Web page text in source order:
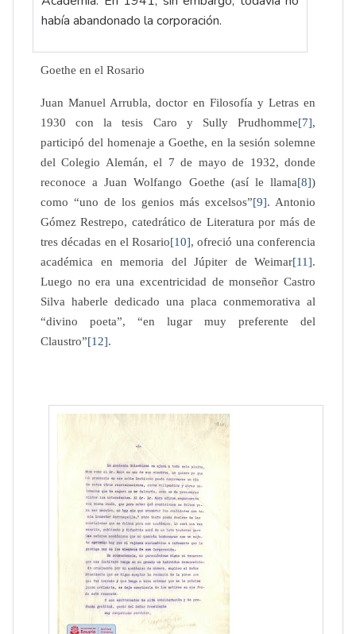
había abandonado la corporación.
Goethe en el Rosario
Juan Manuel Arrubla, doctor en Filosofía y Letras en
1930 con la tesis Caro y Sully Prudhomme[7],
participó del homenaje a Goethe, en la sesión solemne
del Colegio Alemán, el 7 de mayo de 1932, donde
reconoce a Juan Wolfango Goethe (así le llama[8])
como “uno de los genios más excelsos”[9]. Antonio
Gómez Restrepo, catedrático de Literatura por más de
tres décadas en el Rosario[10], ofreció una conferencia
académica en memoria del Júpiter de Weimar[11].
Luego no era una excentricidad de monseñor Castro
Silva haberle dedicado una placa conmemorativa al
“divino poeta”, “en lugar muy preferente del
Claustro”[12].